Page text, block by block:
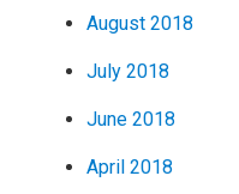
August 2018
July 2018
June 2018
April 2018